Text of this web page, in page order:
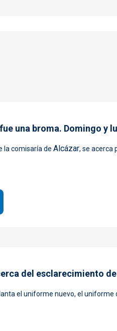
una broma. Domingo y
la comisaría de Alcázar, se acerca
del esclarecimiento
el uniforme nuevo, el uniforme